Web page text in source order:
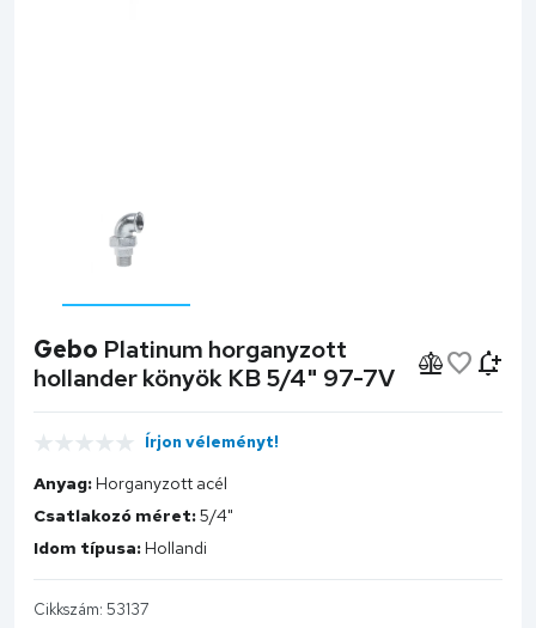
Gebo Platinum horganyzott
hollander könyök KB 5/4" 97-7V
Írjon véleményt!
Anyag: Horganyzott acél
Csatlakozó méret:5/4"
Idom típusa: Hollandi
Cikkszám: 53137